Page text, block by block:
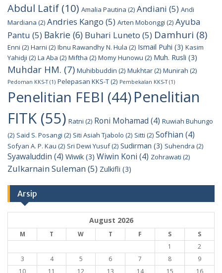
Abdul Latif (10) Amalia Pautina (2) Andiani (5) Andi
Mardiana (2) Andries Kango (5) Arten Mobonggi (2) Ayuba
Pantu (5) Bakrie (6) Buhari Luneto (5) Damhuri (8)
Enni (2) Harni (2) Ibnu Rawandhy N. Hula (2) Ismail Puhi (3) Kasim
Yahidji (2) La Aba (2) Miftha (2) Momy Hunowu (2) Muh. Rusli (3)
Muhdar HM. (7) Muhibbuddin (2) Mukhtar(2) Munirah (2)
Pedoman KKS-T(1) Pelepasan KKS-T(2) Pembekalan KKS-T(1)
Penelitian FEBI (44)Penelitian
FITK (55) Ratni (2) Roni Mohamad (4) Ruwiah Buhungo
(2) Said S. Posangi (2) Siti Asiah Tjabolo (2) Sitti (2) Sofhian (4)
Sofyan A. P. Kau (2) Sri Dewi Yusuf(2) Sudirman (3) Suhendra (2)
Syawaluddin (4) Wiwik (3) Wiwin Koni (4) Zohrawati (2)
Zulkarnain Suleman(5) Zulkifli (3)
Arsip
August 2026
M T W T F S
S
1
2
3
4 5 6 7 8
9
10
11 12 13 14 15 16